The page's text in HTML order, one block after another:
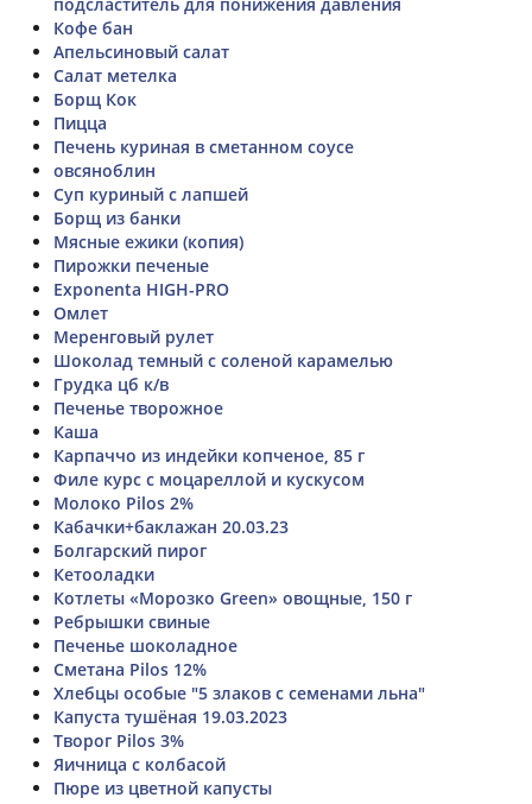
Кофе бан
Апельсиновый салат
Салат метелка
Борщ Кок
Пицца
Печень куриная в сметанном соусе
овсяноблин
Суп куриный с лапшей
Борщ из банки
Мясные ежики (копия)
Пирожки печеные
Exponenta HIGH-PRO
Омлет
Меренговый рулет
Шоколад темный с соленой карамелью
Грудка цб к/в
Печенье творожное
Каша
Карпаччо из индейки копченое, 85 г
Филе курс с моцареллой и кускусом
Молоко Pilos 2%
Кабачки+баклажан 20.03.23
Болгарский пирог
Кетооладки
Котлеты «Морозко Green» овощные, 150 г
Ребрышки свиные
Печенье шоколадное
Сметана Pilos 12%
Хлебцы особые "5 злаков с семенами льна"
Капуста тушёная 19.03.2023
Творог Pilos 3%
Яичница с колбасой
Пюре из цветной капусты